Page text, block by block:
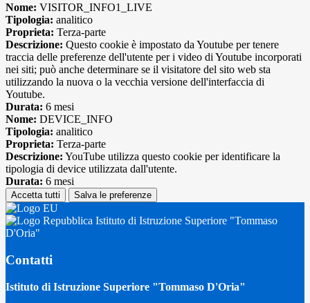
Nome: VISITOR_INFO1_LIVE
Tipologia: analitico
Proprieta: Terza-parte
Descrizione: Questo cookie è impostato da Youtube per tenere
traccia delle preferenze dell'utente per i video di Youtube incorporati
nei siti; può anche determinare se il visitatore del sito web sta
utilizzando la nuova o la vecchia versione dell'interfaccia di
Youtube.
Durata: 6 mesi
Nome: DEVICE_INFO
Tipologia: analitico
Proprieta: Terza-parte
Descrizione: YouTube utilizza questo cookie per identificare la
tipologia di device utilizzata dall'utente.
Durata: 6 mesi
Accetta tutti Salva le preferenze
Istituto di Istruzione Superiore "Tommaso
D'Oria"
Contatti
Istituto di Istruzione Superiore "Tommaso D'Oria"